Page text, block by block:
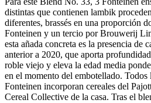
distintas que contienen lambik
diferentes, brassés en una proporción
Fonteinen y un tercio por Brouwerij
esta añada concreta es la presencia de
anterior a 2020, que aporta
roble viejo y eleva la edad media
en el momento del embotellado.
Fonteinen incorporan cereales del
Cereal Collective de la casa. Tras el